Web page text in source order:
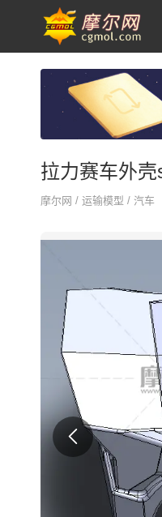
拉力赛车外
摩尔网 / 运输模型 / 汽车